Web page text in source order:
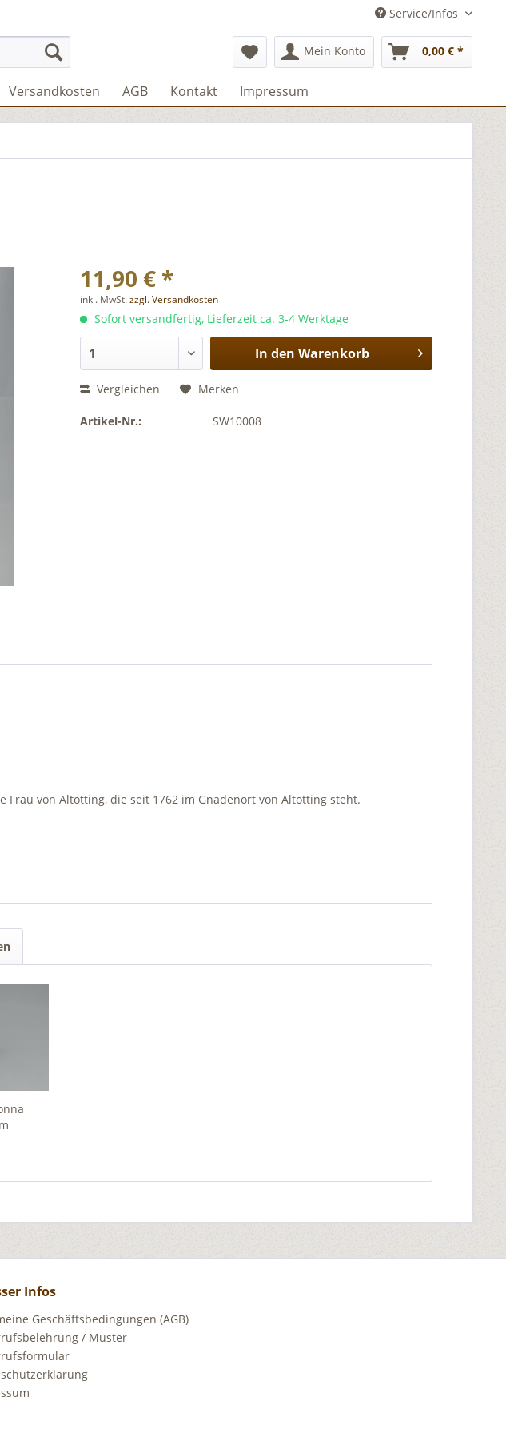
Service/Infos
Mein Konto 0,00 € *
Versandkosten AGB Kontakt Impressum
11,90 € *
inkl. MwSt.zzgl. Versandkosten
Sofort versandfertig, Lieferzeit ca. 3-4 Werktage
In den Warenkorb
Vergleichen Merken
Artikel-Nr.: SW10008
von Altötting, die seit 1762 im Gnadenort von Altötting steht.
Infos
Geschäftsbedingungen (AGB)
/ Muster-